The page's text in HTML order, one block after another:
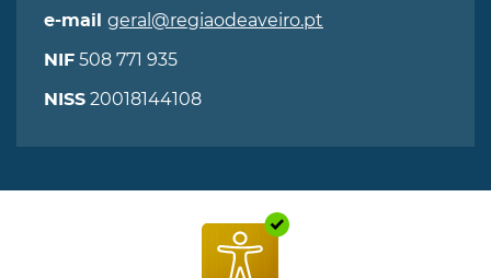
e-mail geral@regiaodeaveiro.pt
NIF 508 771 935
NISS 20018144108